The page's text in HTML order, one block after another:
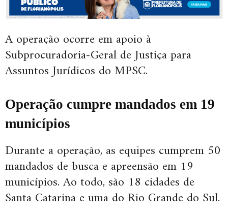
A operação ocorre em apoio à
Subprocuradoria-Geral de Justiça para
Assuntos Jurídicos do MPSC.
Operação cumpre mandados em 19
municípios
Durante a operação, as equipes cumprem 50
mandados de busca e apreensão em 19
municípios. Ao todo, são 18 cidades de
Santa Catarina e uma do Rio Grande do Sul.